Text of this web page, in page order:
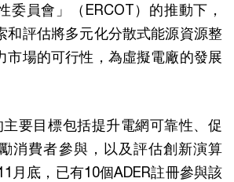
委員會」（ERCOT）的推動下，
和評估將多元化分散式能源資源整
市場的可行性，為虛擬電廠的發展
主要目標包括提升電網可靠性、促
消費者參與，以及評估創新演算
月底，已有10個ADER註冊參與該